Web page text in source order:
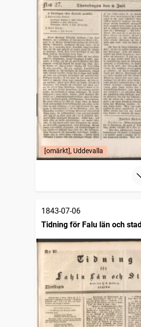
[omärkt], Uddevalla
1843-07-06
Tidning för Falu län och stad